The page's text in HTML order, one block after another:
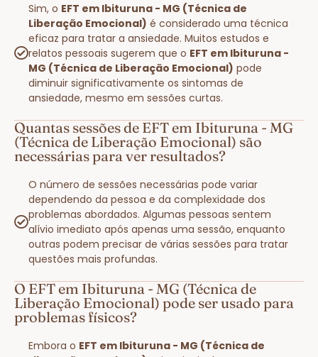
Sim, o EFT em Ibituruna - MG (Técnica de
Liberação Emocional) é considerado uma técnica
eficaz para tratar a ansiedade. Muitos estudos e
relatos pessoais sugerem que o EFT em Ibituruna -
MG (Técnica de Liberação Emocional) pode
diminuir significativamente os sintomas de
ansiedade, mesmo em sessões curtas.
Quantas sessões de EFT em Ibituruna - MG
(Técnica de Liberação Emocional) são
necessárias para ver resultados?
O número de sessões necessárias pode variar
dependendo da pessoa e da complexidade dos
problemas abordados. Algumas pessoas sentem
alívio imediato após apenas uma sessão, enquanto
outras podem precisar de várias sessões para tratar
questões mais profundas.
O EFT em Ibituruna - MG (Técnica de
Liberação Emocional) pode ser usado para
problemas físicos?
Embora o EFT em Ibituruna - MG (Técnica de